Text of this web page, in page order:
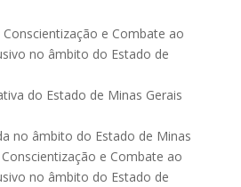
e Combate ao
no âmbito do Estado de
do Estado de Minas Gerais
no âmbito do Estado de Minas
e Combate ao
no âmbito do Estado de